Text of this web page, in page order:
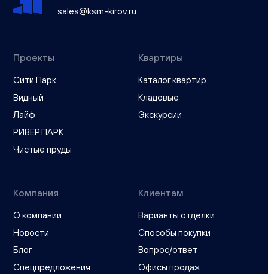
sales@ksm-kirov.ru
Проекты
Сити Парк
Видный
Лайф
РИВЕР ПАРК
Чистые пруды
Квартиры
Каталог квартир
Кладовые
Экскурсии
Компания
О компании
Новости
Блог
Спецпредложения
Клиентам
Варианты отделки
Способы покупки
Вопрос/ответ
Офисы продаж